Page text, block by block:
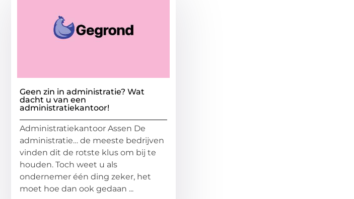
Geen zin in administratie? Wat
dacht u van een
administratiekantoor!
Administratiekantoor Assen De
administratie… de meeste bedrijven
vinden dit de rotste klus om bij te
houden. Toch weet u als
ondernemer één ding zeker, het
moet hoe dan ook gedaan ...